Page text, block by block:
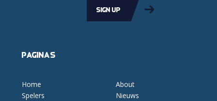
Sign up
Pagina's
Home
Spelers
About
Nieuws